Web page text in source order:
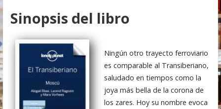
n
e
n
i
d
o
Sinopsis del libro
Ningún otro trayecto ferroviario
es comparable al Transiberiano,
saludado en tiempos como la
joya más bella de la corona de
los zares. Hoy su nombre evoca